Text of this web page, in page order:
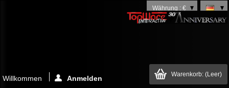
Währung : €
Warenkorb: (Leer)
Willkommen Anmelden